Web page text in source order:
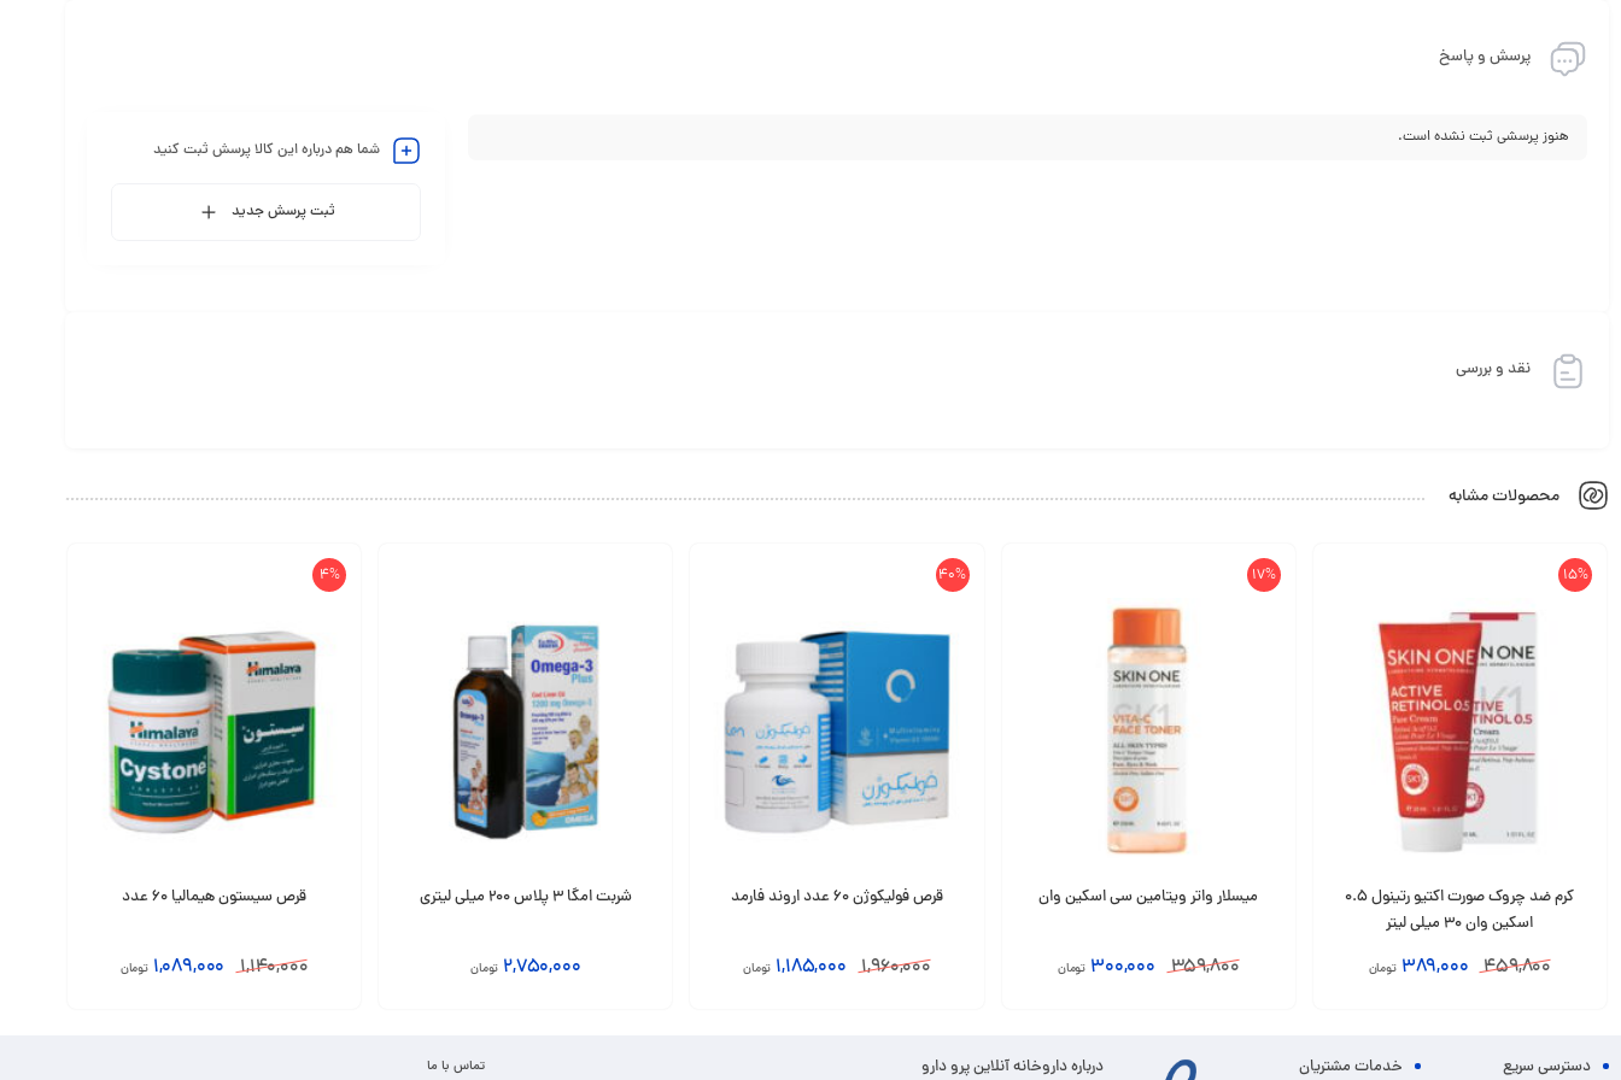
پرسش و پاسخ
هنوز پرسشی ثبت نشده است.
شما هم درباره این کالا پرسش ثبت کنید
ثبت پرسش جدید
نقد و بررسی
محصولات مشابه
15%
کرم ضد چروک صورت اکتیو رتینول 0.5
اسکین وان 30 میلی لیتر
459,800
389,000 تومان
17%
میسلار واتر ویتامین سی اسکین وان
359,800
300,000 تومان
40%
قرص فولیکوژن 60 عدد اروند فارمد
1,960,000
1,185,000 تومان
شربت امگا 3 پلاس 200 میلی لیتری
2,750,000 تومان
4%
قرص سیستون هیمالیا 60 عدد
1,140,000
1,089,000 تومان
دسترسی سریع خدمات مشتریان درباره داروخانه آنلاین پرو دارو تماس با ما